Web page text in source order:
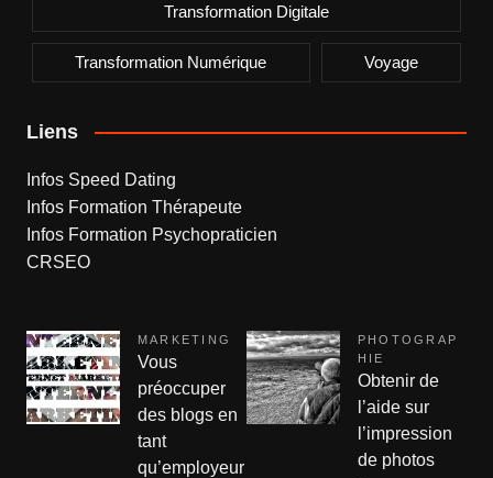
Transformation Digitale
Transformation Numérique Voyage
Liens
Infos Speed Dating
Infos Formation Thérapeute
Infos Formation Psychopraticien
CRSEO
MARKETING
Vous
préoccuper
des blogs en
tant
qu’employeur
PHOTOGRAP
HIE
Obtenir de
l’aide sur
l’impression
de photos